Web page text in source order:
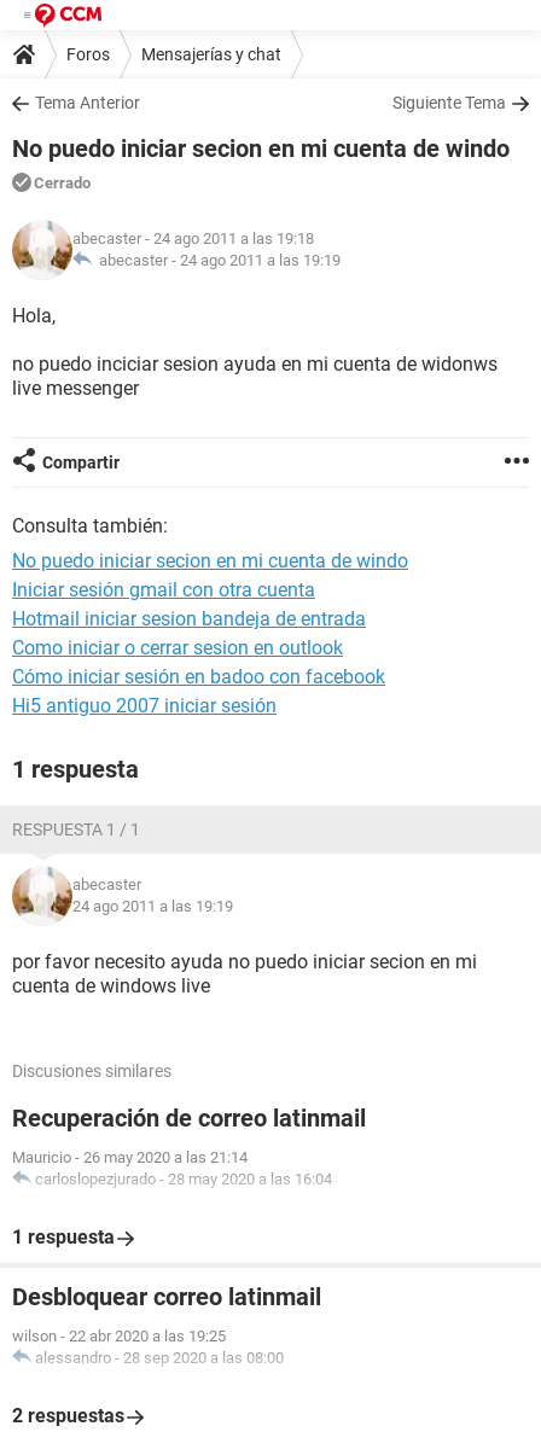
Foros Mensajerías y chat
Tema Anterior Siguiente Tema
No puedo iniciar secion en mi cuenta de windo
Cerrado
abecaster - 24 ago 2011 a las 19:18
abecaster - 24 ago 2011 a las 19:19
Hola,
no puedo inciciar sesion ayuda en mi cuenta de widonws
live messenger
Compartir
Consulta también:
No puedo iniciar secion en mi cuenta de windo
Iniciar sesión gmail con otra cuenta
Hotmail iniciar sesion bandeja de entrada
Como iniciar o cerrar sesion en outlook
Cómo iniciar sesión en badoo con facebook
Hi5 antiguo 2007 iniciar sesión
1 respuesta
RESPUESTA 1 / 1
abecaster
24 ago 2011 a las 19:19
por favor necesito ayuda no puedo iniciar secion en mi
cuenta de windows live
Discusiones similares
Recuperación de correo latinmail
Mauricio - 26 may 2020 a las 21:14
carloslopezjurado - 28 may 2020 a las 16:04
1 respuesta
Desbloquear correo latinmail
wilson - 22 abr 2020 a las 19:25
alessandro - 28 sep 2020 a las 08:00
2 respuestas